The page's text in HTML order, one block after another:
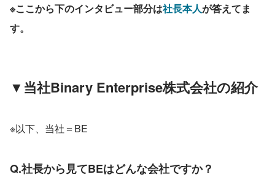
※ここから下のインタビュー部分は社長本人が答えてま
す。
▼当社Binary Enterprise株式会社の紹介
※以下、当社＝BE
Q.社長から見てBEはどんな会社ですか？